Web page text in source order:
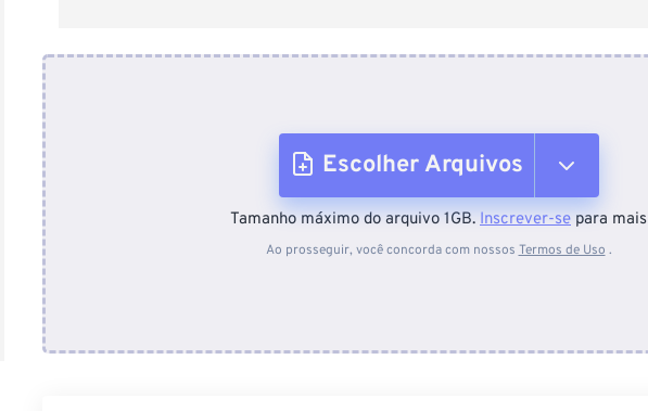
Escolher Arquivos
Do dispositivo
Tamanho máximo do arquivo 1GB. Inscrever-se para mais
Ao prosseguir, você concorda com nossos Termos de Uso .